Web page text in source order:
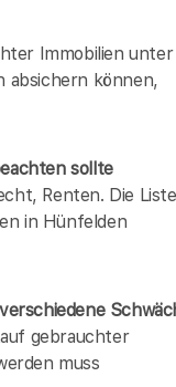
Immobilien unter
absichern können,
sollte
Renten. Die
in Hünfelden
gebrauchter
muss